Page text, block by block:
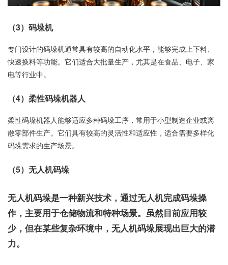
（3）码垛机
专门设计的码垛机通常具有较高的自动化水平，能够完成上下料、
快速换料等功能。它们适合大批量生产，尤其是在食品、电子、家
电等行业中。
（4）柔性码垛机器人
柔性码垛机器人能够适应多种码垛工序，常用于小型制造企业或离
散零部件生产。它们具有较高的灵活性和适应性，适合需要多样化
码垛需求的生产场景。
（5）无人机码垛
无人机码垛是一种新兴技术，通过无人机完成码垛操
作，主要用于仓储物流和特种场景。虽然目前应用较
少，但在某些复杂环境中，无人机码垛展现出巨大的潜
力。